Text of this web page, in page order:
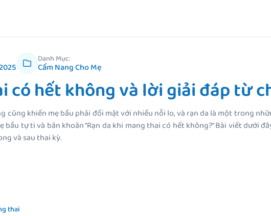
Danh Mục:
Cẩm Nang Cho Mẹ
có hết không và lời giải đáp từ
khiến mẹ bầu phải đối mặt với nhiều nỗi lo, và rạn da là một trong
tự ti và băn khoăn “Rạn da khi mang thai có hết không?” Bài viết dưới
và sau thai kỳ.
thai